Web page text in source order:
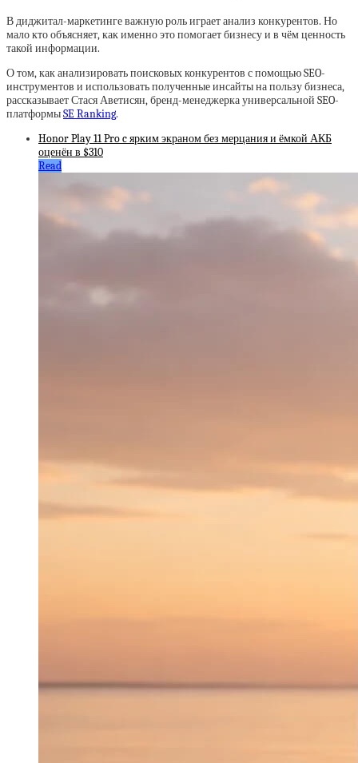
В диджитал-маркетинге важную роль играет анализ конкурентов. Но
мало кто объясняет, как именно это помогает бизнесу и в чём ценность
такой информации.
О том, как анализировать поисковых конкурентов с помощью SEO-
инструментов и использовать полученные инсайты на пользу бизнеса,
рассказывает Стася Аветисян, бренд-менеджерка универсальной SEO-
платформыSE Ranking.
Honor Play 11 Pro c ярким экраном без мерцания и ёмкой АКБ
оценён в $310
Read